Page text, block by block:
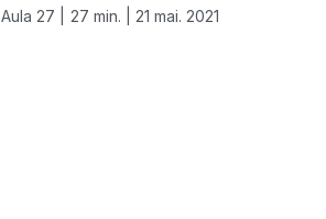
Aula 27 | 27 min. | 21 mai. 2021